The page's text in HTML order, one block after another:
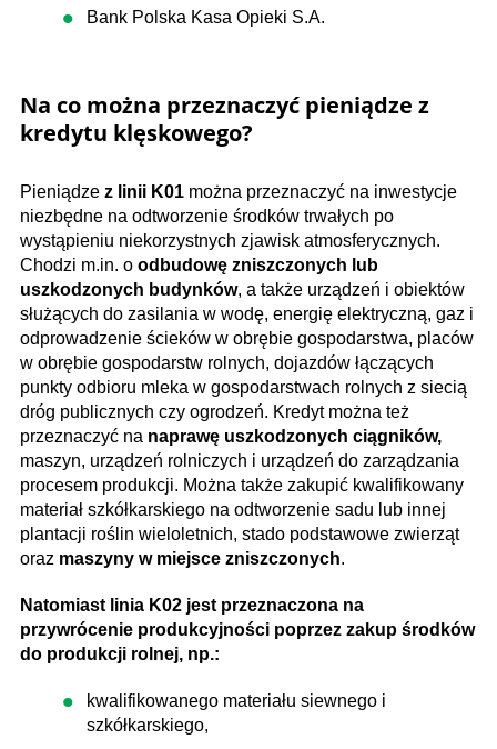
Bank Polska Kasa Opieki S.A.
Na co można przeznaczyć pieniądze z
kredytu klęskowego?
Pieniądze z linii K01 można przeznaczyć na inwestycje
niezbędne na odtworzenie środków trwałych po
wystąpieniu niekorzystnych zjawisk atmosferycznych.
Chodzi m.in. o odbudowę zniszczonych lub
uszkodzonych budynków, a także urządzeń i obiektów
służących do zasilania w wodę, energię elektryczną, gaz i
odprowadzenie ścieków w obrębie gospodarstwa, placów
w obrębie gospodarstw rolnych, dojazdów łączących
punkty odbioru mleka w gospodarstwach rolnych z siecią
dróg publicznych czy ogrodzeń. Kredyt można też
przeznaczyć na naprawę uszkodzonych ciągników,
maszyn, urządzeń rolniczych i urządzeń do zarządzania
procesem produkcji. Można także zakupić kwalifikowany
materiał szkółkarskiego na odtworzenie sadu lub innej
plantacji roślin wieloletnich, stado podstawowe zwierząt
oraz maszyny w miejsce zniszczonych.
Natomiast linia K02 jest przeznaczona na
przywrócenie produkcyjności poprzez zakup środków
do produkcji rolnej, np.:
kwalifikowanego materiału siewnego i
szkółkarskiego,